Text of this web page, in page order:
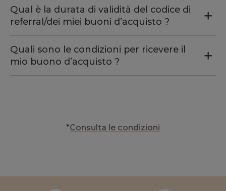
Qual è la durata di validità del codice di
referral/dei miei buoni d’acquisto ?
Quali sono le condizioni per ricevere il
mio buono d’acquisto ?
*Consulta le condizioni